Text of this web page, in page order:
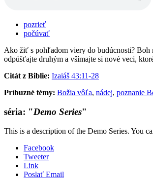
pozrieť
počúvať
Ako žiť s pohľadom viery do budúcnosti? Boh
odpúšťajte druhým a všímajte si nové veci,
Citát z Biblie: Izaiáš 43:11-28
Príbuzné témy: Božia vôľa, nádej, poznanie
séria: "Demo Series"
This is a description of the Demo Series. You
Facebook
Tweeter
Link
Poslať Email